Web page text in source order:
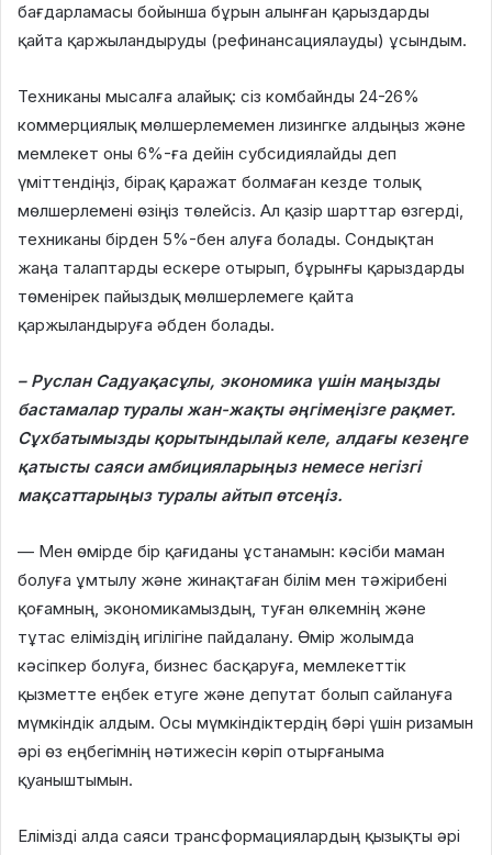
бағдарламасы бойынша бұрын алынған қарыздарды
қайта қаржыландыруды (рефинансациялауды) ұсындым.
Техниканы мысалға алайық: сіз комбайнды 24-26%
коммерциялық мөлшерлемемен лизингке алдыңыз және
мемлекет оны 6%-ға дейін субсидиялайды деп
үміттендіңіз, бірақ қаражат болмаған кезде толық
мөлшерлемені өзіңіз төлейсіз. Ал қазір шарттар өзгерді,
техниканы бірден 5%-бен алуға болады. Сондықтан
жаңа талаптарды ескере отырып, бұрынғы қарыздарды
төменірек пайыздық мөлшерлемеге қайта
қаржыландыруға әбден болады.
– Руслан Садуақасұлы, экономика үшін маңызды
бастамалар туралы жан-жақты әңгімеңізге рақмет.
Сұхбатымызды қорытындылай келе, алдағы кезеңге
қатысты саяси амбицияларыңыз немесе негізгі
мақсаттарыңыз туралы айтып өтсеңіз.
— Мен өмірде бір қағиданы ұстанамын: кәсіби маман
болуға ұмтылу және жинақтаған білім мен тәжірибені
қоғамның, экономикамыздың, туған өлкемнің және
тұтас еліміздің игілігіне пайдалану. Өмір жолымда
кәсіпкер болуға, бизнес басқаруға, мемлекеттік
қызметте еңбек етуге және депутат болып сайлануға
мүмкіндік алдым. Осы мүмкіндіктердің бәрі үшін ризамын
әрі өз еңбегімнің нәтижесін көріп отырғаныма
қуаныштымын.
Елімізді алда саяси трансформациялардың қызықты әрі